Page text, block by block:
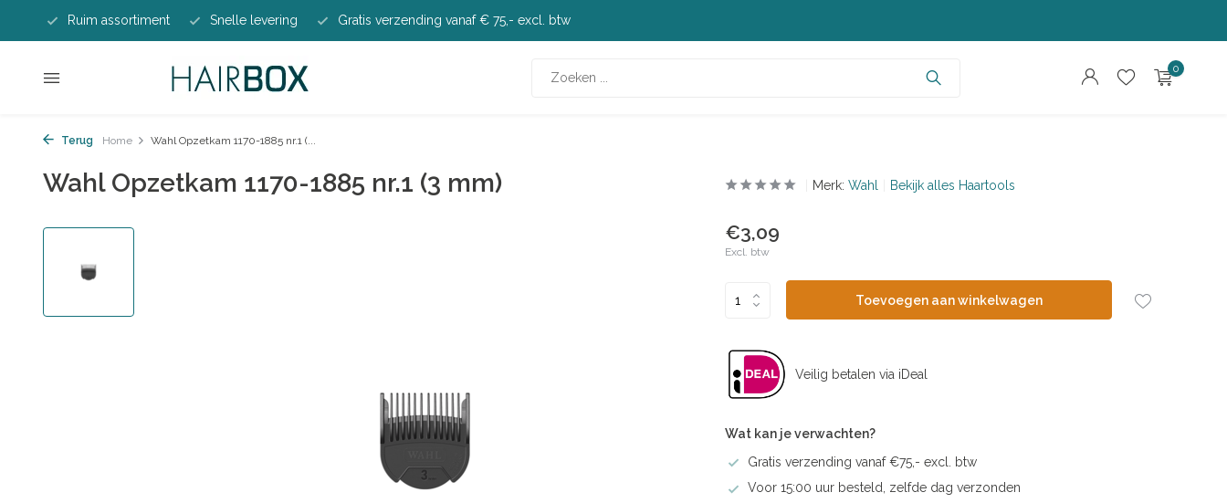
Ruim assortiment Snelle levering Gratis verzending vanaf € 75,- excl. btw
0
Terug Home Wahl Opzetkam 1170-1885 nr.1 (...
Wahl Opzetkam 1170-1885 nr.1 (3 mm) Merk: Wahl Bekijk alles Haartools
€3,09
Excl. btw
Toevoegen aan winkelwagen
Veilig betalen via iDeal
Wat kan je verwachten?
Gratis verzending vanaf €75,- excl. btw
Voor 15:00 uur besteld, zelfde dag verzonden